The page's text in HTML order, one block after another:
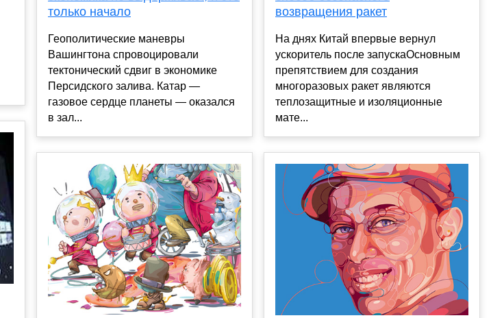
только начало
Геополитические маневры
Вашингтона спровоцировали
тектонический сдвиг в экономике
Персидского залива. Катар —
газовое сердце планеты — оказался
в зал...
возвращения ракет
На днях Китай впервые вернул
ускоритель после запускаОсновным
препятствием для создания
многоразовых ракет являются
теплозащитные и изоляционные
мате...